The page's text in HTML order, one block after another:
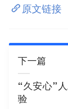
原文链接
下一篇
“久安心”
验